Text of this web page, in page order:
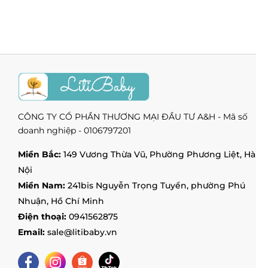
CÔNG TY CỔ PHẦN THƯƠNG MẠI ĐẦU TƯ A&H - Mã số
doanh nghiệp - 0106797201
Miền Bắc: 149 Vương Thừa Vũ, Phường Phương Liệt, Hà
Nội
Miền Nam: 241bis Nguyễn Trọng Tuyển, phường Phú
Nhuận, Hồ Chí Minh
Điện thoại: 0941562875
Email: sale@litibaby.vn